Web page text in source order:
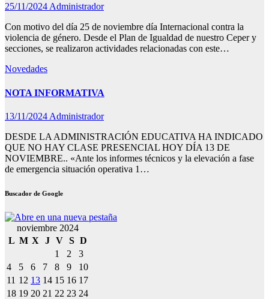
25/11/2024Administrador
Con motivo del día 25 de noviembre día Internacional contra la
violencia de género. Desde el Plan de Igualdad de nuestro Ceper y
secciones, se realizaron actividades relacionadas con este…
Novedades
NOTA INFORMATIVA
13/11/2024 Administrador
DESDE LA ADMINISTRACIÓN EDUCATIVA HA INDICADO
QUE NO HAY CLASE PRESENCIAL HOY DÍA 13 DE
NOVIEMBRE.. «Ante los informes técnicos y la elevación a fase
de emergencia situación operativa 1…
Buscador de Google
noviembre 2024
L M X J V S D
1
2
3
4
5 6 7 8 9
10
11 12 13 14 15 16 17
18 19 20 21 22 23 24